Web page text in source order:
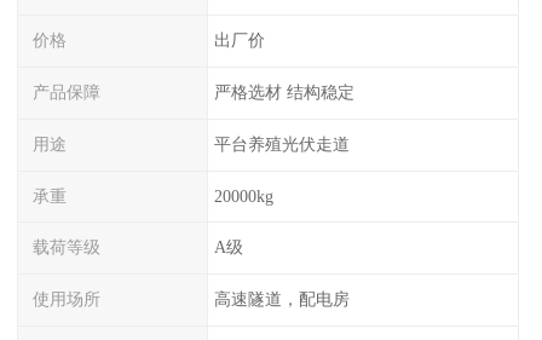
价格 出厂价
产品保障 严格选材 结构稳定
用途 平台养殖光伏走道
承重 20000kg
载荷等级 A级
使用场所 高速隧道，配电房